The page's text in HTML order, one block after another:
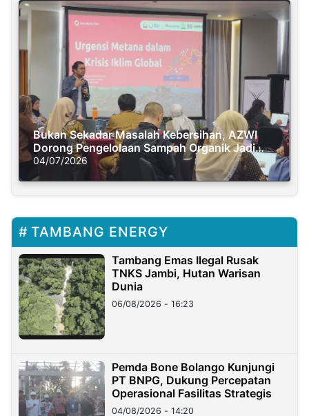
Bukan Sekadar Masalah Kebersihan, AZWI
Dorong Pengelolaan Sampah Organik Jadi
Solusi Krisis Iklim
04/07/2026
TAMBANG ENERGY
Tambang Emas Ilegal Rusak
TNKS Jambi, Hutan Warisan
Dunia
06/08/2026 - 16:23
Pemda Bone Bolango Kunjungi
PT BNPG, Dukung Percepatan
Operasional Fasilitas Strategis
04/08/2026 - 14:20